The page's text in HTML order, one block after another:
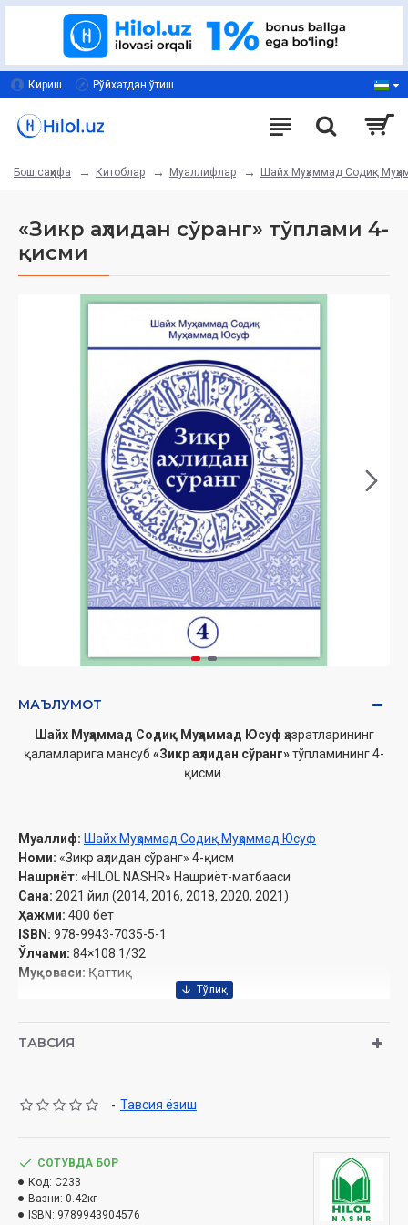
Кириш Рўйхатдан ўтиш
Бош саҳифа Китоблар Муаллифлар Шайх Муҳаммад Содиқ
«Зикр аҳлидан сўранг» тўплами 4-
қисми
МАЪЛУМОТ
Шайх Муҳаммад Содиқ Муҳаммад Юсуф ҳазратларининг
қаламларига мансуб «Зикр аҳлидан сўранг»тўпламининг 4-
қисми.
Муаллиф: Шайх Муҳаммад Содиқ Муҳаммад Юсуф
Номи: «Зикр аҳлидан сўранг» 4-қисм
Нашриёт: «HILOL NASHR» Нашриёт-матбааси
Сана: 2021 йил (2014, 2016, 2018, 2020, 2021)
Ҳажми: 400 бет
ISBN: 978-9943-7035-5-1
Ўлчами: 84×108 1/32
Муқоваси: Қаттиқ
Дин ишлари бўйича қўмитан қўмитанинг 2021 йил 9
МУНДАРИЖА
ҚУРЪОН ВА СУННАТ
ТАВСИЯ
- Тавсия ёзиш
СОТУВДА БОР
Код: C233
Вазни: 0.42кг
ISBN: 9789943904576